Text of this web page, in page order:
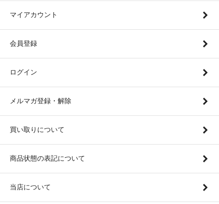
マイアカウント
会員登録
ログイン
メルマガ登録・解除
買い取りについて
商品状態の表記について
当店について